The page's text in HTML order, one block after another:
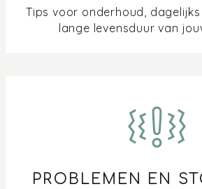
Hoe maak ik mijn (stoom)oven of
Hoe stel ik de AirBake functie in op
Hoe stel ik de klok van mijn oven in
Tips voor onderhoud,
lange levensduur van
PROBLEMEN EN